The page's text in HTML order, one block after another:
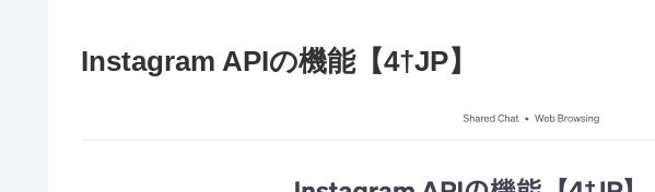
Instagram APIの機能【4†JP】